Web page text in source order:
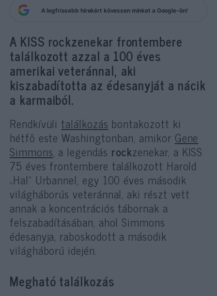
A legfrissebb hírekért kövessen minket a Google-ön!
A KISS rockzenekar frontembere
találkozott azzal a 100 éves
amerikai veteránnal, aki
kiszabadította az édesanyját a nácik
a karmaiból.
Rendkívüli találkozás bontakozott ki
hétfő este Washingtonban, amikor Gene
Simmons, a legendás rockzenekar, a KISS
75 éves frontembere találkozott Harold
„Hal” Urbannel, egy 100 éves második
világháborús veteránnal, aki részt vett
annak a koncentrációs tábornak a
felszabadításában, ahol Simmons
édesanyja, raboskodott a második
világháború idején.
Megható találkozás